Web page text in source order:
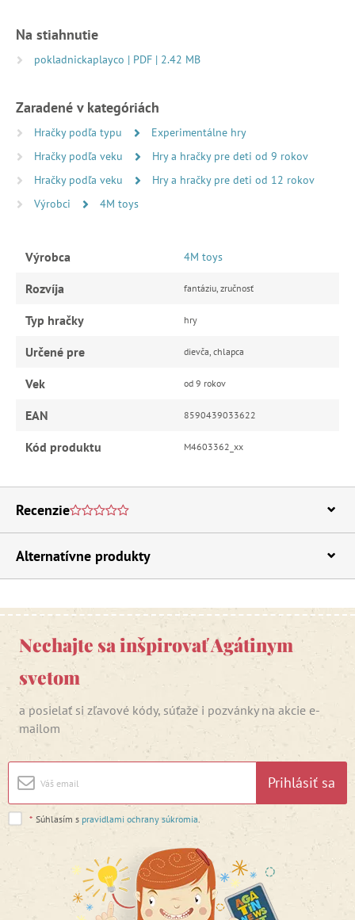
Na stiahnutie
pokladnickaplayco | PDF | 2.42 MB
Zaradené v kategóriách
Hračky podľa typu
Experimentálne hry
Hračky podľa veku
Hry a hračky pre deti od 9 rokov
Hračky podľa veku
Hry a hračky pre deti od 12 rokov
Výrobci
4M toys
Výrobca 4M toys
Rozvíja fantáziu, zručnosť
Typ hračky hry
Určené pre dievča, chlapca
Vek od 9 rokov
EAN 8590439033622
Kód produktu M4603362_xx
Recenzie
Alternatívne produkty
Nechajte sa inšpirovať Agátinym
svetom
a posielať si zľavové kódy, súťaže i pozvánky na akcie e-
mailom
Prihlásiť sa
* Súhlasím s pravidlami ochrany súkromia.